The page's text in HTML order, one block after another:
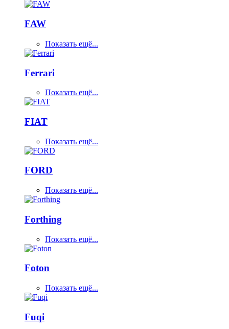
FAW
Показать ещё...
Ferrari
Показать ещё...
FIAT
Показать ещё...
FORD
Показать ещё...
Forthing
Показать ещё...
Foton
Показать ещё...
Fuqi